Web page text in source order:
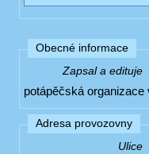
Obecné informace
Zapsal a edituje
potápěčská
Adresa provozovny
Ulice